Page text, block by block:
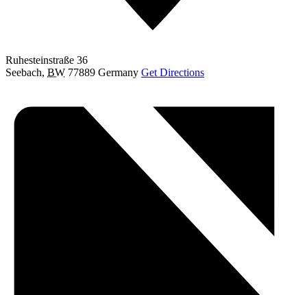
Ruhesteinstraße 36
Seebach, BW 77889 Germany Get Directions